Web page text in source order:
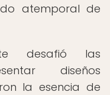
atemporal de
desafió las
diseños
la esencia de